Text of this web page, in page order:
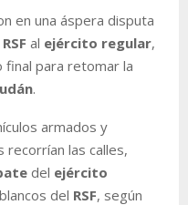
en una áspera disputa
RSF al ejército regular,
final para retomar la
.
armados y
recorrían las calles,
del ejército
del RSF, según